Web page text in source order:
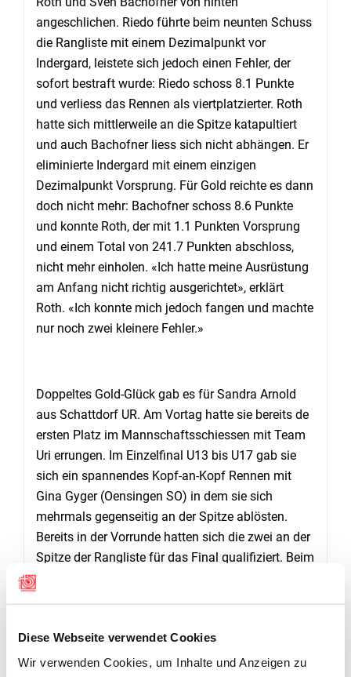
Diese Webseite verwendet Cookies
Wir verwenden Cookies, um Inhalte und Anzeigen zu
angeschlichen. Riedo führte beim neunten Schuss
die Rangliste mit einem Dezimalpunkt vor
Indergard, leistete sich jedoch einen Fehler, der
sofort bestraft wurde: Riedo schoss 8.1 Punkte
und verliess das Rennen als viertplatzierter. Roth
hatte sich mittlerweile an die Spitze katapultiert
und auch Bachofner liess sich nicht abhängen. Er
eliminierte Indergard mit einem einzigen
Dezimalpunkt Vorsprung. Für Gold reichte es dann
doch nicht mehr: Bachofner schoss 8.6 Punkte
und konnte Roth, der mit 1.1 Punkten Vorsprung
und einem Total von 241.7 Punkten abschloss,
nicht mehr einholen. «Ich hatte meine Ausrüstung
am Anfang nicht richtig ausgerichtet», erklärt
Roth. «Ich konnte mich jedoch fangen und machte
nur noch zwei kleinere Fehler.»
Doppeltes Gold-Glück gab es für Sandra Arnold
aus Schattdorf UR. Am Vortag hatte sie bereits de
ersten Platz im Mannschaftsschiessen mit Team
Uri errungen. Im Einzelfinal U13 bis U17 gab sie
sich ein spannendes Kopf-an-Kopf Rennen mit
Gina Gyger (Oensingen SO) in dem sie sich
mehrmals gegenseitig an der Spitze ablösten.
Bereits in der Vorrunde hatten sich die zwei an der
Spitze der Rangliste für das Final qualifiziert. Beim
244.4 Punkten. Gyger gewann Silber mit 243.8
Punkten. Auf Platz drei landete Silvan Lendi aus